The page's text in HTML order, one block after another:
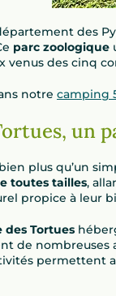
des
parc zoologique
venus des cinq
notre camping
un
plus qu’un
toutes tailles,
propice à leur
des Tortues
de
permettent